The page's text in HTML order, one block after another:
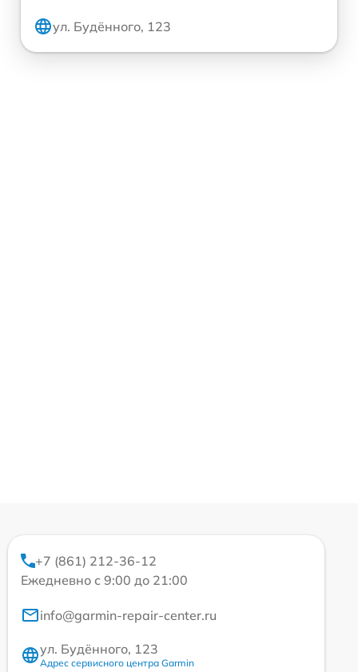
ул. Будённого, 123
+7 (861) 212-36-12
Ежедневно с 9:00 до 21:00
info@garmin-repair-center.ru
ул. Будённого, 123
Адрес сервисного центра Garmin